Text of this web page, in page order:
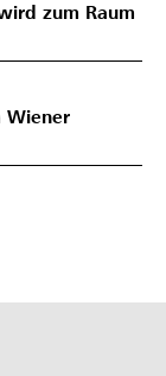
zum Raum
Wiener